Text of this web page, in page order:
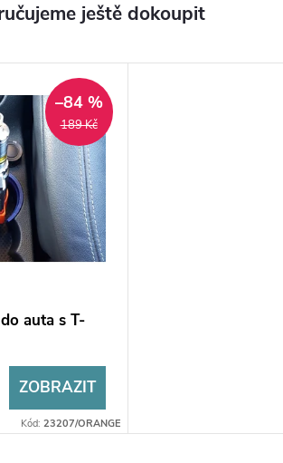
ještě dokoupit
189 Kč
–84 %
auta s T-
ZOBRAZIT
Kód: 23207/ORANGE